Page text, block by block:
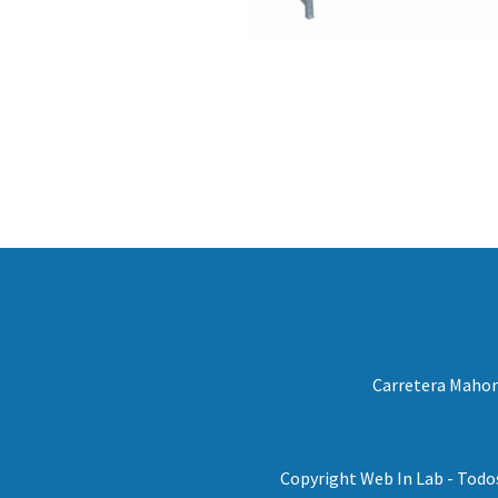
Carretera
Copyright Web In Lab -